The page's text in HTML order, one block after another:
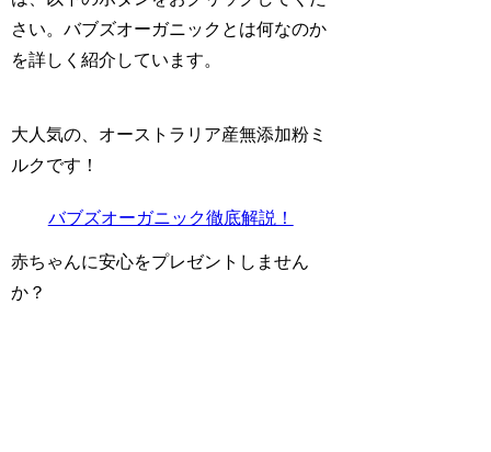
さい。バブズオーガニックとは何なのか
を詳しく紹介しています。
大人気の、オーストラリア産無添加粉ミ
ルクです！
バブズオーガニック徹底解説！
赤ちゃんに安心をプレゼントしません
か？